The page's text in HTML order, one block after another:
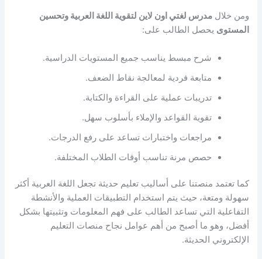
ومن خلالمدرس لغتي اون لاين لتقوية اللغة العربية وتحسين
المستوى يحصل الطالب على:
شرح مبسط يناسب جميع المستويات الدراسية.
متابعة فردية لمعالجة نقاط الضعف.
تدريبات عملية على القراءة والكتابة.
تقوية القواعد والإملاء بأسلوب سهل.
مراجعات واختبارات تساعد على رفع الدرجات.
حصص مرنة تناسب أوقات الطلاب المختلفة.
كما تعتمد منصتنا على أساليب تعليم حديثة تجعل اللغة العربية أكثر
سهولة ومتعة، حيث يتم استخدام التطبيقات العملية والأنشطة
التفاعلية التي تساعد الطالب على فهم المعلومات وتثبيتها بشكل
أفضل، وهو ما أصبح من أهم عوامل نجاح منصات التعليم
الإلكتروني الحديثة.